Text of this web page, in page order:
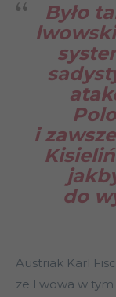
Było
i
do
Austriak Karl
ze Lwowa w tym